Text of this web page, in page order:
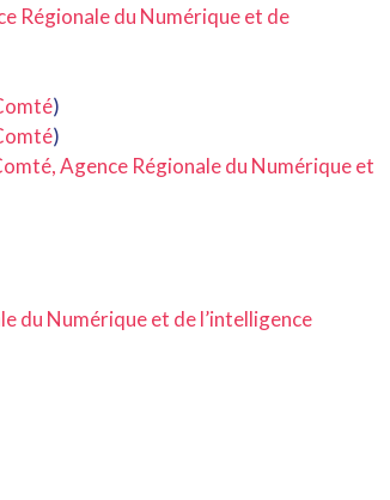
Régionale du Numérique et de
)
)
Agence Régionale du Numérique et
du Numérique et de l’intelligence